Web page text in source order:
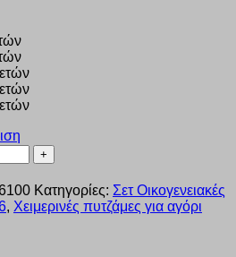
Κατηγορίες: Σετ Οικογενειακές
, Χειμερινές πυτζάμες για αγόρι